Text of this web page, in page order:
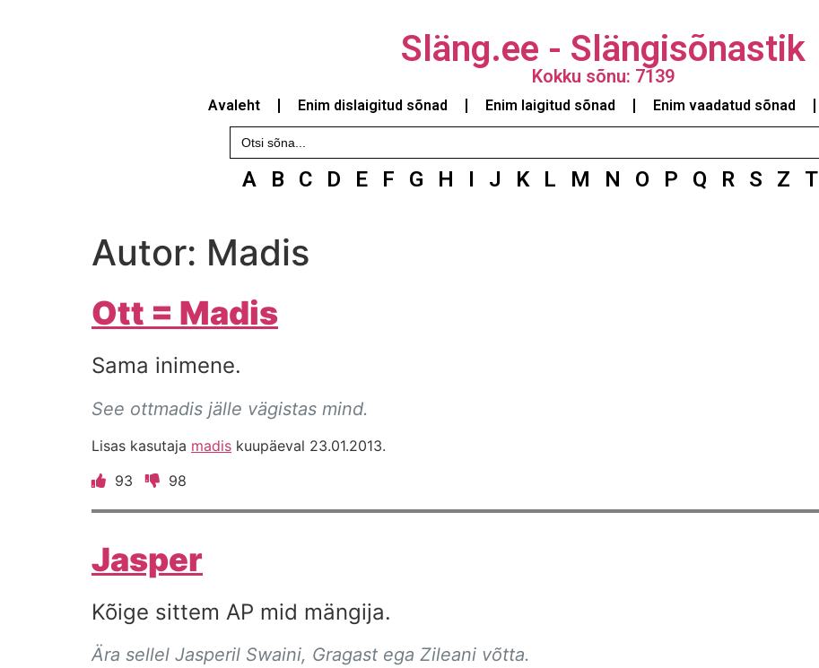
Släng.ee - Slängisõnastik
Kokku sõnu: 7139
Avaleht Enim dislaigitud sõnad Enim laigitud sõnad Enim vaadatud sõnad
Search
for:
A B C D E F G H I J K L M N O P Q R S Z T
Autor: Madis
Ott = Madis
Sama inimene.
See ottmadis jälle vägistas mind.
Lisas kasutaja madis kuupäeval 23.01.2013.
93
98
Jasper
Kõige sittem AP mid mängija.
Ära sellel Jasperil Swaini, Gragast ega Zileani võtta.